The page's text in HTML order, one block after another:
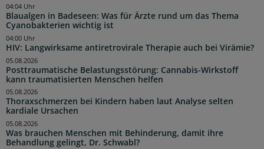
Blaualgen in Badeseen: Was für Ärzte rund um das Thema
Cyanobakterien wichtig ist
04:04 Uhr
HIV: Langwirksame antiretrovirale Therapie auch bei Virämie?
04:00 Uhr
Posttraumatische Belastungsstörung: Cannabis-Wirkstoff
kann traumatisierten Menschen helfen
05.08.2026
Thoraxschmerzen bei Kindern haben laut Analyse selten
kardiale Ursachen
05.08.2026
Was brauchen Menschen mit Behinderung, damit ihre
Behandlung gelingt, Dr. Schwabl?
05.08.2026